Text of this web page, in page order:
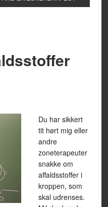
Du har sikkert
tit hørt mig eller
andre
zoneterapeuter
snakke om
affaldsstoffer i
kroppen, som
skal udrenses.